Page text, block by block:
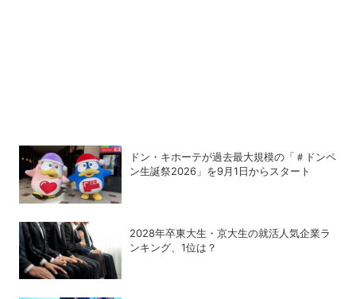
ドン・キホーテが過去最大規模の「＃ドンペ
ン生誕祭2026」を9月1日からスタート
2028年卒東大生・京大生の就活人気企業ラ
ンキング、1位は？